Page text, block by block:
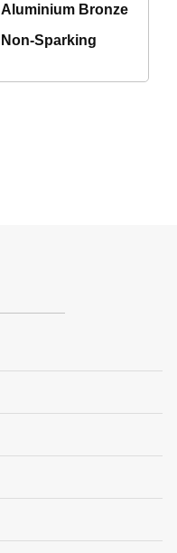
Aluminium Bronze
Non-Sparking